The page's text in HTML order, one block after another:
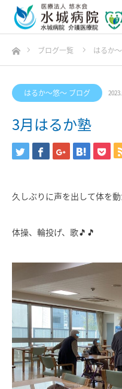
ホームブログ一覧 はるか
はるか〜悠〜 ブログ
3月はるか塾
久しぶりに声を出して体を動
体操、輪投げ、歌🎵🎵